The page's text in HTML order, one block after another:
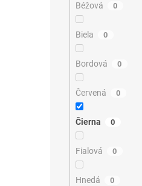
Béžová 0
Biela 0
Bordová 0
Červená 0
Čierna 0
Fialová 0
Hnedá 0